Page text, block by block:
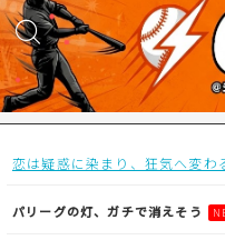
MENU
得点映像
恋は疑惑に染まり、狂気へ変わ
パリーグの灯、ガチで消えそう